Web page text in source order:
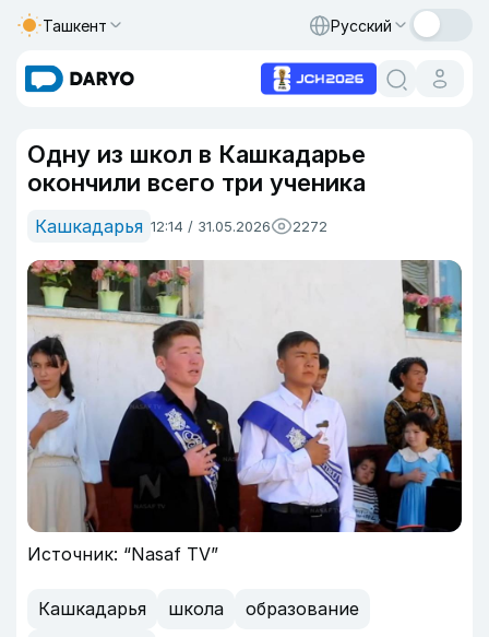
Ташкент Русский
Одну из школ в Кашкадарье
окончили всего три ученика
Кашкадарья 12:14 / 31.05.2026 2272
Источник: “Nasaf TV”
Кашкадарья школа
образование